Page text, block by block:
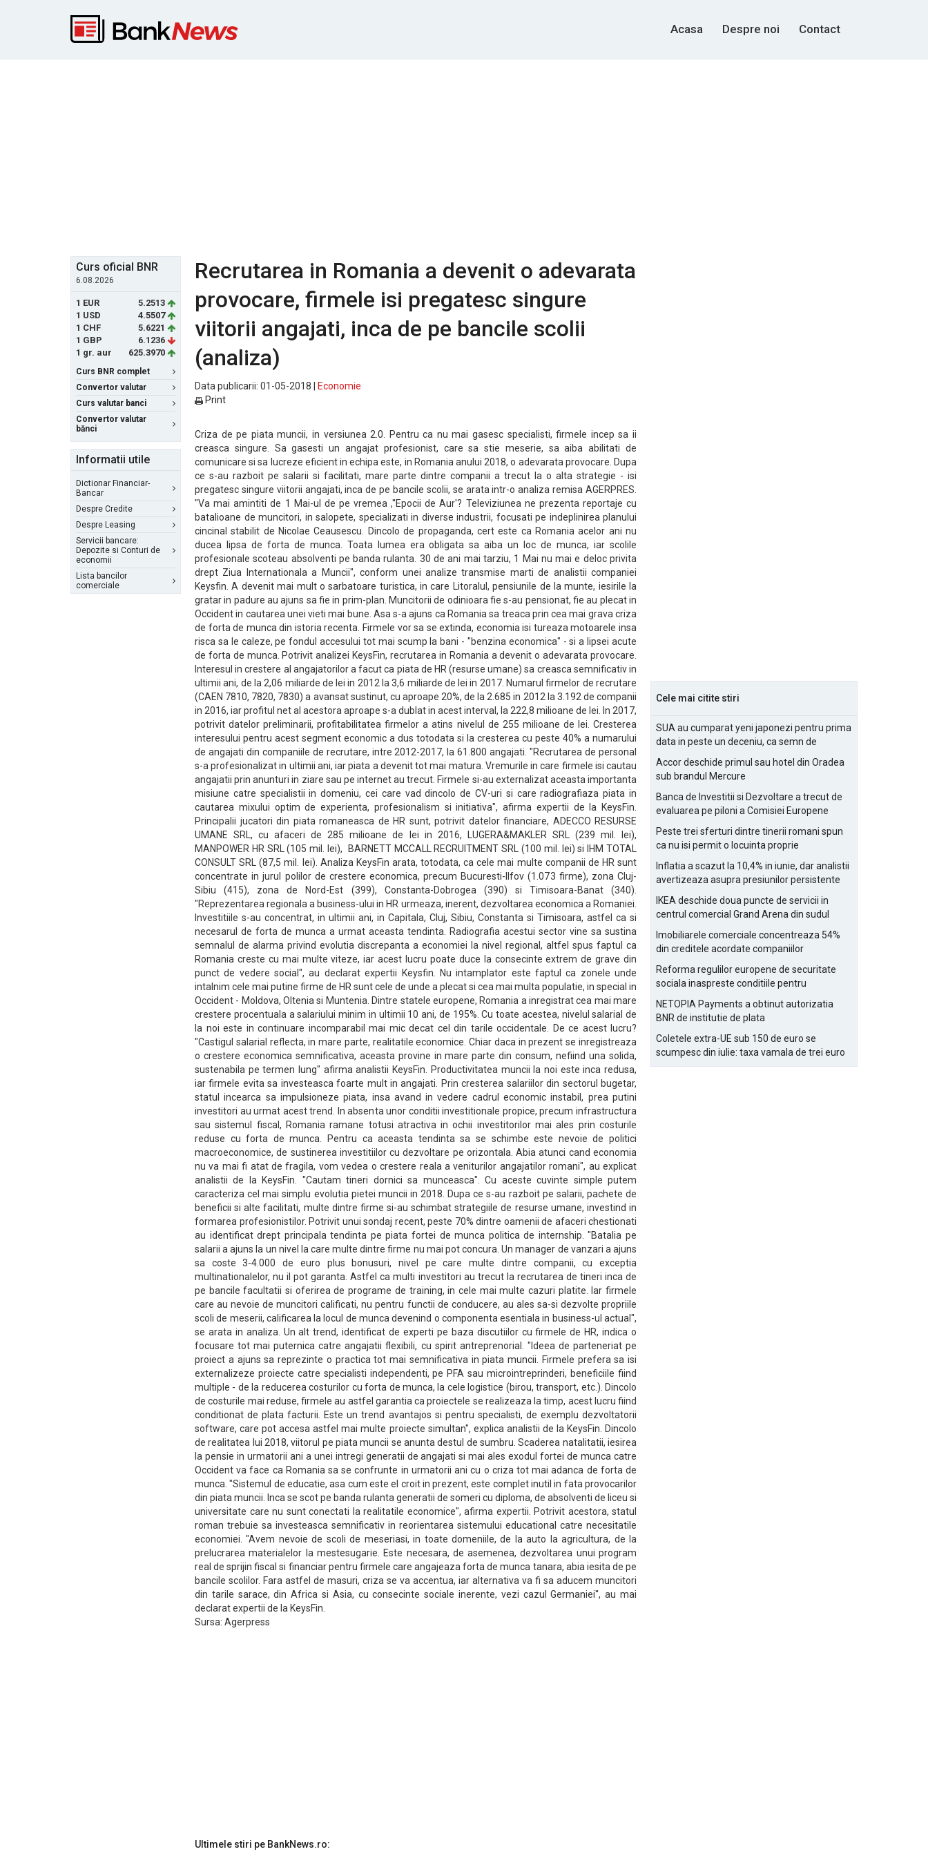
Acasa Despre noi Contact
Curs oficial BNR
6.08.2026
1 EUR
5.2513
1 USD
4.5507
1 CHF
5.6221
1 GBP
6.1236
1 gr. aur
625.3970
Curs BNR complet
Convertor valutar
Curs valutar banci
Convertor valutar
bănci
Informatii utile
Dictionar Financiar-
Bancar
Despre Credite
Despre Leasing
Servicii bancare:
Depozite si Conturi de
economii
Lista bancilor
comerciale
Recrutarea in Romania a devenit o adevarata
provocare, firmele isi pregatesc singure
viitorii angajati, inca de pe bancile scolii
(analiza)
Data publicarii: 01-05-2018 |
Economie
Print
Criza de pe piata muncii, in versiunea 2.0. Pentru ca nu mai gasesc specialisti, firmele incep sa ii
creasca singure. Sa gasesti un angajat profesionist, care sa stie meserie, sa aiba abilitati de
comunicare si sa lucreze eficient in echipa este, in Romania anului 2018, o adevarata provocare. Dupa
ce s-au razboit pe salarii si facilitati, mare parte dintre companii a trecut la o alta strategie - isi
pregatesc singure viitorii angajati, inca de pe bancile scolii, se arata intr-o analiza remisa AGERPRES.
"Va mai amintiti de 1 Mai-ul de pe vremea ,''Epocii de Aur'? Televiziunea ne prezenta reportaje cu
batalioane de muncitori, in salopete, specializati in diverse industrii, focusati pe indeplinirea planului
cincinal stabilit de Nicolae Ceausescu. Dincolo de propaganda, cert este ca Romania acelor ani nu
ducea lipsa de forta de munca. Toata lumea era obligata sa aiba un loc de munca, iar scolile
profesionale scoteau absolventi pe banda rulanta. 30 de ani mai tarziu, 1 Mai nu mai e deloc privita
drept Ziua Internationala a Muncii", conform unei analize transmise marti de analistii companiei
Keysfin. A devenit mai mult o sarbatoare turistica, in care Litoralul, pensiunile de la munte, iesirile la
gratar in padure au ajuns sa fie in prim-plan. Muncitorii de odinioara fie s-au pensionat, fie au plecat in
Occident in cautarea unei vieti mai bune. Asa s-a ajuns ca Romania sa treaca prin cea mai grava criza
de forta de munca din istoria recenta. Firmele vor sa se extinda, economia isi tureaza motoarele insa
risca sa le caleze, pe fondul accesului tot mai scump la bani - "benzina economica" - si a lipsei acute
de forta de munca. Potrivit analizei KeysFin, recrutarea in Romania a devenit o adevarata provocare.
Interesul in crestere al angajatorilor a facut ca piata de HR (resurse umane) sa creasca semnificativ in
ultimii ani, de la 2,06 miliarde de lei in 2012 la 3,6 miliarde de lei in 2017. Numarul firmelor de recrutare
(CAEN 7810, 7820, 7830) a avansat sustinut, cu aproape 20%, de la 2.685 in 2012 la 3.192 de companii
in 2016, iar profitul net al acestora aproape s-a dublat in acest interval, la 222,8 milioane de lei. In 2017,
potrivit datelor preliminarii, profitabilitatea firmelor a atins nivelul de 255 milioane de lei. Cresterea
interesului pentru acest segment economic a dus totodata si la cresterea cu peste 40% a numarului
de angajati din companiile de recrutare, intre 2012-2017, la 61.800 angajati. "Recrutarea de personal
s-a profesionalizat in ultimii ani, iar piata a devenit tot mai matura. Vremurile in care firmele isi cautau
angajatii prin anunturi in ziare sau pe internet au trecut. Firmele si-au externalizat aceasta importanta
misiune catre specialistii in domeniu, cei care vad dincolo de CV-uri si care radiografiaza piata in
cautarea mixului optim de experienta, profesionalism si initiativa", afirma expertii de la KeysFin.
Principalii jucatori din piata romaneasca de HR sunt, potrivit datelor financiare, ADECCO RESURSE
UMANE SRL, cu afaceri de 285 milioane de lei in 2016, LUGERA&MAKLER SRL (239 mil. lei),
MANPOWER HR SRL (105 mil. lei), BARNETT MCCALL RECRUITMENT SRL (100 mil. lei) si IHM TOTAL
CONSULT SRL (87,5 mil. lei). Analiza KeysFin arata, totodata, ca cele mai multe companii de HR sunt
concentrate in jurul polilor de crestere economica, precum Bucuresti-Ilfov (1.073 firme), zona Cluj-
Sibiu (415), zona de Nord-Est (399), Constanta-Dobrogea (390) si Timisoara-Banat (340).
"Reprezentarea regionala a business-ului in HR urmeaza, inerent, dezvoltarea economica a Romaniei.
Investitiile s-au concentrat, in ultimii ani, in Capitala, Cluj, Sibiu, Constanta si Timisoara, astfel ca si
necesarul de forta de munca a urmat aceasta tendinta. Radiografia acestui sector vine sa sustina
semnalul de alarma privind evolutia discrepanta a economiei la nivel regional, altfel spus faptul ca
Romania creste cu mai multe viteze, iar acest lucru poate duce la consecinte extrem de grave din
punct de vedere social", au declarat expertii Keysfin. Nu intamplator este faptul ca zonele unde
intalnim cele mai putine firme de HR sunt cele de unde a plecat si cea mai multa populatie, in special in
Occident - Moldova, Oltenia si Muntenia. Dintre statele europene, Romania a inregistrat cea mai mare
crestere procentuala a salariului minim in ultimii 10 ani, de 195%. Cu toate acestea, nivelul salarial de
la noi este in continuare incomparabil mai mic decat cel din tarile occidentale. De ce acest lucru?
"Castigul salarial reflecta, in mare parte, realitatile economice. Chiar daca in prezent se inregistreaza
o crestere economica semnificativa, aceasta provine in mare parte din consum, nefiind una solida,
sustenabila pe termen lung" afirma analistii KeysFin. Productivitatea muncii la noi este inca redusa,
iar firmele evita sa investeasca foarte mult in angajati. Prin cresterea salariilor din sectorul bugetar,
statul incearca sa impulsioneze piata, insa avand in vedere cadrul economic instabil, prea putini
investitori au urmat acest trend. In absenta unor conditii investitionale propice, precum infrastructura
sau sistemul fiscal, Romania ramane totusi atractiva in ochii investitorilor mai ales prin costurile
reduse cu forta de munca. Pentru ca aceasta tendinta sa se schimbe este nevoie de politici
macroeconomice, de sustinerea investitiilor cu dezvoltare pe orizontala. Abia atunci cand economia
nu va mai fi atat de fragila, vom vedea o crestere reala a veniturilor angajatilor romani", au explicat
analistii de la KeysFin. "Cautam tineri dornici sa munceasca". Cu aceste cuvinte simple putem
caracteriza cel mai simplu evolutia pietei muncii in 2018. Dupa ce s-au razboit pe salarii, pachete de
beneficii si alte facilitati, multe dintre firme si-au schimbat strategiile de resurse umane, investind in
formarea profesionistilor. Potrivit unui sondaj recent, peste 70% dintre oamenii de afaceri chestionati
au identificat drept principala tendinta pe piata fortei de munca politica de internship. "Batalia pe
salarii a ajuns la un nivel la care multe dintre firme nu mai pot concura. Un manager de vanzari a ajuns
sa coste 3-4.000 de euro plus bonusuri, nivel pe care multe dintre companii, cu exceptia
multinationalelor, nu il pot garanta. Astfel ca multi investitori au trecut la recrutarea de tineri inca de
pe bancile facultatii si oferirea de programe de training, in cele mai multe cazuri platite. Iar firmele
care au nevoie de muncitori calificati, nu pentru functii de conducere, au ales sa-si dezvolte propriile
scoli de meserii, calificarea la locul de munca devenind o componenta esentiala in business-ul actual",
se arata in analiza. Un alt trend, identificat de experti pe baza discutiilor cu firmele de HR, indica o
focusare tot mai puternica catre angajatii flexibili, cu spirit antreprenorial. "Ideea de parteneriat pe
proiect a ajuns sa reprezinte o practica tot mai semnificativa in piata muncii. Firmele prefera sa isi
externalizeze proiecte catre specialisti independenti, pe PFA sau microintreprinderi, beneficiile fiind
multiple - de la reducerea costurilor cu forta de munca, la cele logistice (birou, transport, etc.). Dincolo
de costurile mai reduse, firmele au astfel garantia ca proiectele se realizeaza la timp, acest lucru fiind
conditionat de plata facturii. Este un trend avantajos si pentru specialisti, de exemplu dezvoltatorii
software, care pot accesa astfel mai multe proiecte simultan", explica analistii de la KeysFin. Dincolo
de realitatea lui 2018, viitorul pe piata muncii se anunta destul de sumbru. Scaderea natalitatii, iesirea
la pensie in urmatorii ani a unei intregi generatii de angajati si mai ales exodul fortei de munca catre
Occident va face ca Romania sa se confrunte in urmatorii ani cu o criza tot mai adanca de forta de
munca. "Sistemul de educatie, asa cum este el croit in prezent, este complet inutil in fata provocarilor
din piata muncii. Inca se scot pe banda rulanta generatii de someri cu diploma, de absolventi de liceu si
universitate care nu sunt conectati la realitatile economice", afirma expertii. Potrivit acestora, statul
roman trebuie sa investeasca semnificativ in reorientarea sistemului educational catre necesitatile
economiei. "Avem nevoie de scoli de meseriasi, in toate domeniile, de la auto la agricultura, de la
prelucrarea materialelor la mestesugarie. Este necesara, de asemenea, dezvoltarea unui program
real de sprijin fiscal si financiar pentru firmele care angajeaza forta de munca tanara, abia iesita de pe
bancile scolilor. Fara astfel de masuri, criza se va accentua, iar alternativa va fi sa aducem muncitori
din tarile sarace, din Africa si Asia, cu consecinte sociale inerente, vezi cazul Germaniei'', au mai
declarat expertii de la KeysFin.
Sursa: Agerpress
Ultimele stiri pe BankNews.ro:
Cele mai citite stiri
SUA au cumparat yeni japonezi pentru prima
data in peste un deceniu, ca semn de
Accor deschide primul sau hotel din Oradea
sub brandul Mercure
Banca de Investitii si Dezvoltare a trecut de
evaluarea pe piloni a Comisiei Europene
Peste trei sferturi dintre tinerii romani spun
ca nu isi permit o locuinta proprie
Inflatia a scazut la 10,4% in iunie, dar analistii
avertizeaza asupra presiunilor persistente
IKEA deschide doua puncte de servicii in
centrul comercial Grand Arena din sudul
Imobiliarele comerciale concentreaza 54%
din creditele acordate companiilor
Reforma regulilor europene de securitate
sociala inaspreste conditiile pentru
NETOPIA Payments a obtinut autorizatia
BNR de institutie de plata
Coletele extra-UE sub 150 de euro se
scumpesc din iulie: taxa vamala de trei euro
pe articol, adaugata la taxa logistica